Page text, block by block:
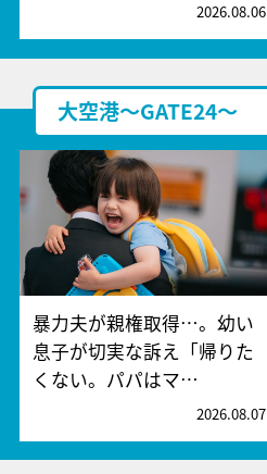
2026.08.06
大空港～GATE24～
暴力夫が親権取得…。幼い
息子が切実な訴え「帰りた
くない。パパはマ…
2026.08.07